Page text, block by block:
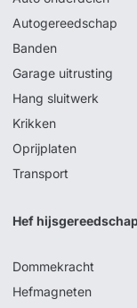
Autogereedschap
Banden
Garage uitrusting
Hang sluitwerk
Krikken
Oprijplaten
Transport
Hef
Dommekracht
Hefmagneten